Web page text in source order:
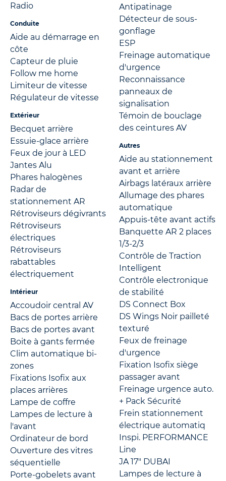
Radio
Conduite
Aide au démarrage en
côte
Capteur de pluie
Follow me home
Limiteur de vitesse
Régulateur de vitesse
Extérieur
Becquet arrière
Essuie-glace arrière
Feux de jour à LED
Jantes Alu
Phares halogènes
Radar de
stationnement AR
Rétroviseurs dégivrants
Rétroviseurs
électriques
Rétroviseurs
rabattables
électriquement
Intérieur
Accoudoir central AV
Bacs de portes arrière
Bacs de portes avant
Boite à gants fermée
Clim automatique bi-
zones
Fixations Isofix aux
places arrières
Lampe de coffre
Lampes de lecture à
l'avant
Ordinateur de bord
Ouverture des vitres
séquentielle
Porte-gobelets avant
Antipatinage
Détecteur de sous-
gonflage
ESP
Freinage automatique
d'urgence
Reconnaissance
panneaux de
signalisation
Témoin de bouclage
des ceintures AV
Autres
Aide au stationnement
avant et arrière
Airbags latéraux arrière
Allumage des phares
automatique
Appuis-tête avant actifs
Banquette AR 2 places
1/3-2/3
Contrôle de Traction
Intelligent
Contrôle electronique
de stabilité
DS Connect Box
DS Wings Noir pailleté
texturé
Feux de freinage
d'urgence
Fixation Isofix siège
passager avant
Freinage urgence auto.
+ Pack Sécurité
Frein stationnement
électrique automatiq
Inspi. PERFORMANCE
Line
JA 17" DUBAI
Lampes de lecture à